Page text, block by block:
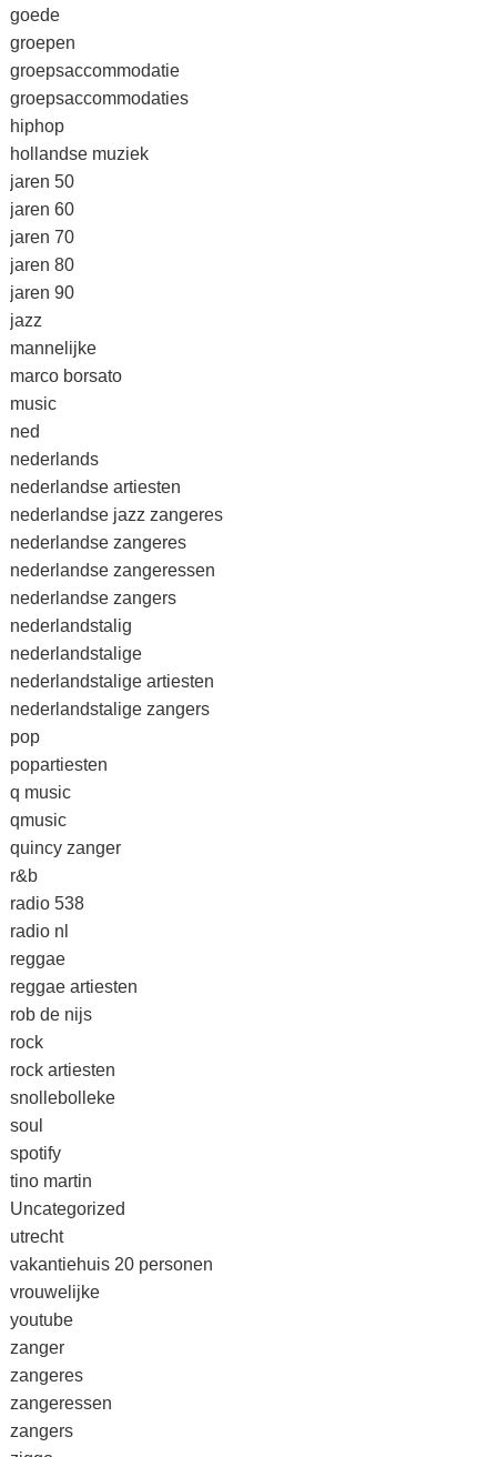
goede
groepen
groepsaccommodatie
groepsaccommodaties
hiphop
hollandse muziek
jaren 50
jaren 60
jaren 70
jaren 80
jaren 90
jazz
mannelijke
marco borsato
music
ned
nederlands
nederlandse artiesten
nederlandse jazz zangeres
nederlandse zangeres
nederlandse zangeressen
nederlandse zangers
nederlandstalig
nederlandstalige
nederlandstalige artiesten
nederlandstalige zangers
pop
popartiesten
q music
qmusic
quincy zanger
r&b
radio 538
radio nl
reggae
reggae artiesten
rob de nijs
rock
rock artiesten
snollebolleke
soul
spotify
tino martin
Uncategorized
utrecht
vakantiehuis 20 personen
vrouwelijke
youtube
zanger
zangeres
zangeressen
zangers